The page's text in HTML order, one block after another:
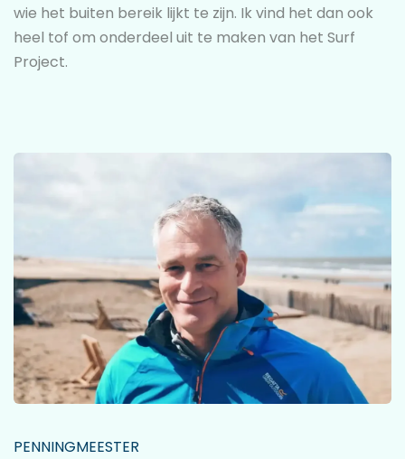
wie het buiten bereik lijkt te zijn. Ik vind het dan ook
heel tof om onderdeel uit te maken van het Surf
Project.
PENNINGMEESTER